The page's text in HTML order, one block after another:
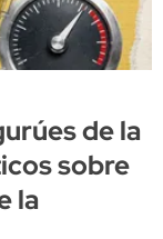
de la
sobre
la